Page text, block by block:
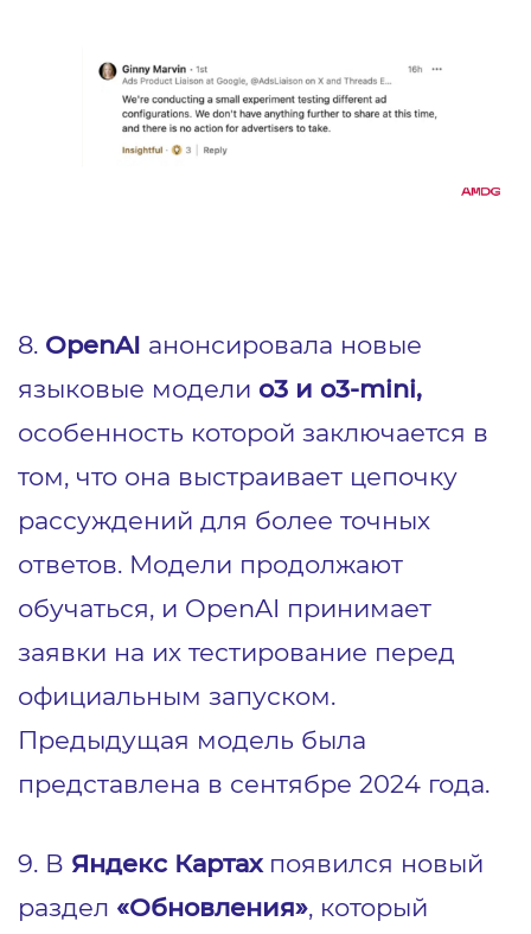
8. OpenAI анонсировала новые
языковые модели o3 и o3-mini,
особенность которой заключается в
том, что она выстраивает цепочку
рассуждений для более точных
ответов. Модели продолжают
обучаться, и OpenAI принимает
заявки на их тестирование перед
официальным запуском.
Предыдущая модель была
представлена в сентябре 2024 года.
9. В Яндекс Картах появился новый
раздел «Обновления», который